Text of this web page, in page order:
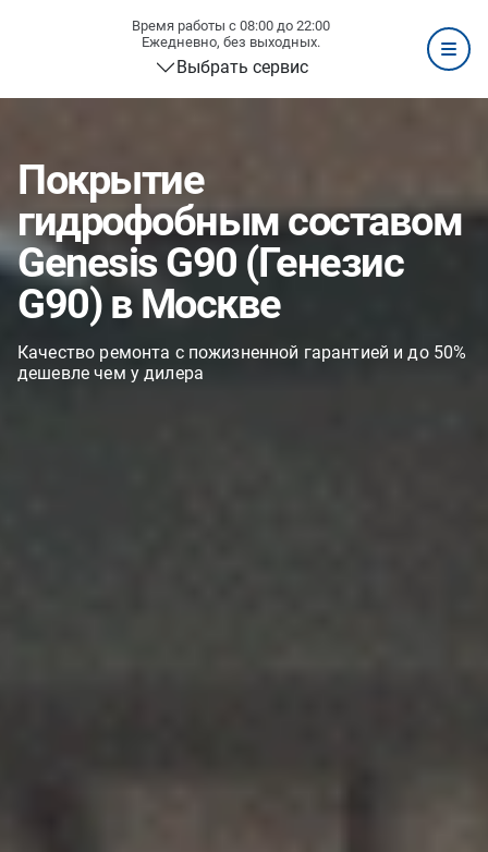
Время работы с 08:00 до 22:00
Ежедневно, без выходных.
Выбрать сервис
Покрытие
гидрофобным составом
Genesis G90 (Генезис
G90) в Москве
Качество ремонта с пожизненной гарантией и до 50%
дешевле чем у дилера